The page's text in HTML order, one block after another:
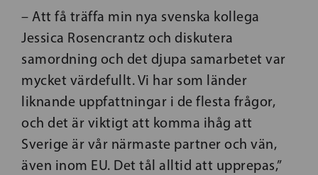
– Att få träffa min nya svenska kollega
Jessica Rosencrantz och diskutera
samordning och det djupa samarbetet var
mycket värdefullt. Vi har som länder
liknande uppfattningar i de flesta frågor,
och det är viktigt att komma ihåg att
Sverige är vår närmaste partner och vän,
även inom EU. Det tål alltid att upprepas,”